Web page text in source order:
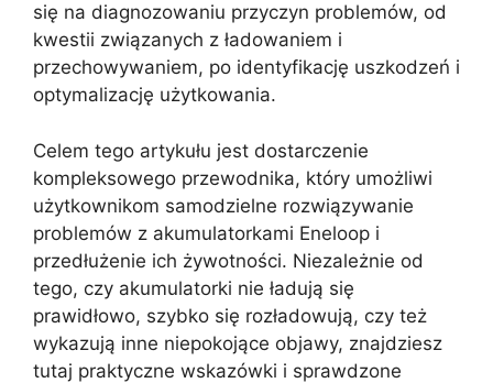
się na diagnozowaniu przyczyn problemów, od
kwestii związanych z ładowaniem i
przechowywaniem, po identyfikację uszkodzeń i
optymalizację użytkowania.
Celem tego artykułu jest dostarczenie
kompleksowego przewodnika, który umożliwi
użytkownikom samodzielne rozwiązywanie
problemów z akumulatorkami Eneloop i
przedłużenie ich żywotności. Niezależnie od
tego, czy akumulatorki nie ładują się
prawidłowo, szybko się rozładowują, czy też
wykazują inne niepokojące objawy, znajdziesz
tutaj praktyczne wskazówki i sprawdzone